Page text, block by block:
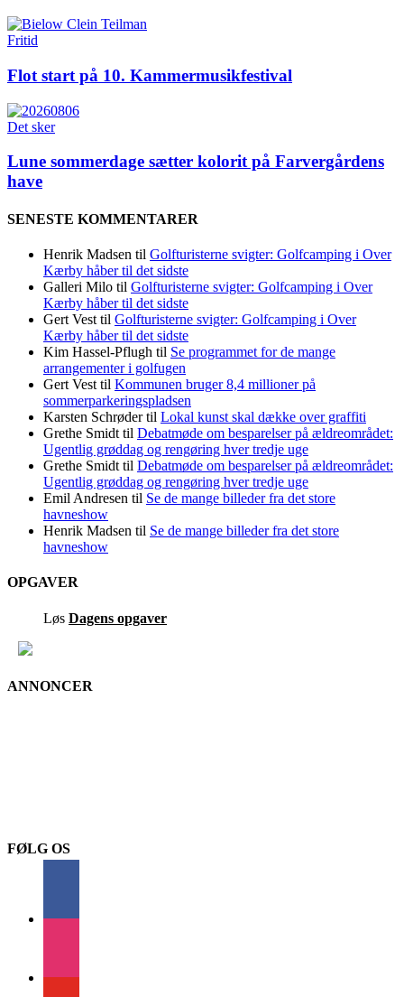
Fritid
Flot start på 10. Kammermusikfestival
Det sker
Lune sommerdage sætter kolorit på Farvergårdens
have
SENESTE KOMMENTARER
Henrik Madsen til Golfturisterne svigter: Golfcamping i Over
Kærby håber til det sidste
Galleri Milo til Golfturisterne svigter: Golfcamping i Over
Kærby håber til det sidste
Gert Vest til Golfturisterne svigter: Golfcamping i Over
Kærby håber til det sidste
Kim Hassel-Pflugh til Se programmet for de mange
arrangementer i golfugen
Gert Vest til Kommunen bruger 8,4 millioner på
sommerparkeringspladsen
Karsten Schrødertil Lokal kunst skal dække over graffiti
Grethe Smidt til Debatmøde om besparelser på ældreområdet:
Ugentlig grøddag og rengøring hver tredje uge
Grethe Smidt til Debatmøde om besparelser på ældreområdet:
Ugentlig grøddag og rengøring hver tredje uge
Emil Andresen til Se de mange billeder fra det store
havneshow
Henrik Madsen til Se de mange billeder fra det store
havneshow
OPGAVER
Løs Dagens opgaver
ANNONCER
FØLG OS